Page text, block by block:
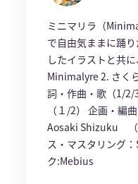
ミニマリラ（
で自由気ままに踊
したイラストと共
Minimalyre 2. さく
詞・作曲・歌（1/2/
（１/2） 企画・編
Aosaki Shizuku （
ス・マスタリング
ク:Mebius